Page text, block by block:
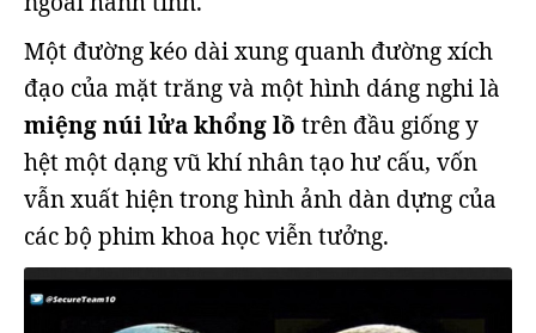
Một đường kéo dài xung quanh đường xích
đạo của mặt trăng và một hình dáng nghi là
miệng núi lửa khổng lồ trên đầu giống y
hệt một dạng vũ khí nhân tạo hư cấu, vốn
vẫn xuất hiện trong hình ảnh dàn dựng của
các bộ phim khoa học viễn tưởng.